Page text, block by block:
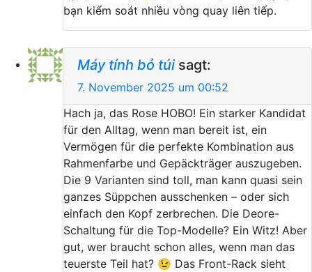
bạn kiểm soát nhiều vòng quay liên tiếp.
Máy tính bỏ túi sagt:
7. November 2025 um 00:52
Hach ja, das Rose HOBO! Ein starker Kandidat
für den Alltag, wenn man bereit ist, ein
Vermögen für die perfekte Kombination aus
Rahmenfarbe und Gepäckträger auszugeben.
Die 9 Varianten sind toll, man kann quasi sein
ganzes Süppchen ausschenken – oder sich
einfach den Kopf zerbrechen. Die Deore-
Schaltung für die Top-Modelle? Ein Witz! Aber
gut, wer braucht schon alles, wenn man das
teuerste Teil hat? 😉 Das Front-Rack sieht